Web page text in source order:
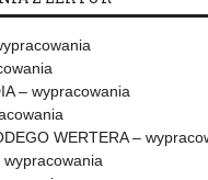
– wypracowania
WERTERA –